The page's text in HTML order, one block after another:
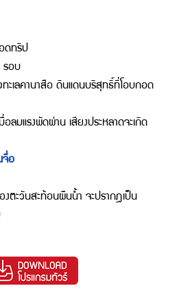
ดทริป
รอบ
ะเลคานาสือ ดินแดนบริสุทธิ์ที่โอบกอด
มื่อลมแรงพัดผ่าน เสียงประหลาดจะเกิด
จื่อ
งตะวันสะท้อนผืนน้ำ จะปรากฎเป็น